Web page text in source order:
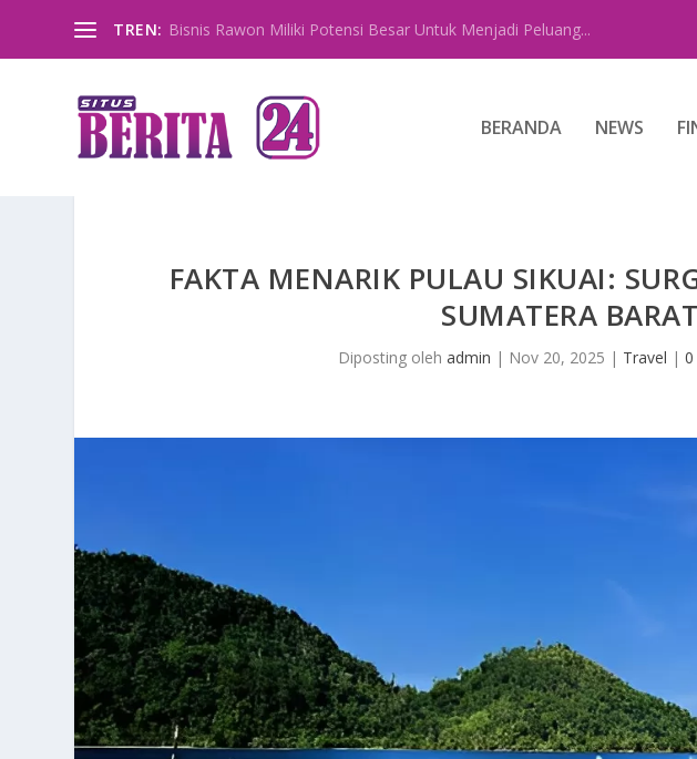
TREN: Bisnis Rawon Miliki Potensi Besar Untuk Menjadi Peluang...
BERANDA NEWS
FAKTA MENARIK PULAU SIKUAI:
SUMATERA BARAT
Diposting olehadmin | Nov 20, 2025 | Travel |